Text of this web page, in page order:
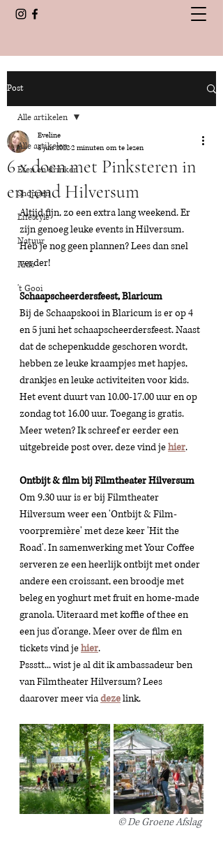
Post
Alle artikelen
Eten en drinken
Shoppen
Lifestyle
Natuur
Kids
't Gooi
Alle artikelen
6 x doen met Pinksteren in
en rond Hilversum
Eveline
3 jun 20222 minuten om te lezen
Altijd fijn, zo een extra lang weekend. Er
zijn genoeg leuke events in Hilversum.
Heb je nog geen plannen? Lees dan snel
verder!
Schaapscheerdersfeest, Blaricum
Bij de Schaapskooi in Blaricum is er op 4
en 5 juni het schaapscheerdersfeest. Naast
dat de schepenkudde geschoren wordt,
hebben ze leuke kraampjes met hapjes,
drankjes en leuke activiteiten voor kids.
Het event duurt van 10.00-17.00 uur en op
zondag tot 16.00 uur. Toegang is gratis.
Meer weten? Ik schreef er eerder een
uitgebreide post over, deze vind je hier.
Ontbijt & film bij Filmtheater Hilversum
Om 9.30 uur is er bij Filmtheater
Hilversum weer een 'Ontbijt & Film-
voorpremière' met deze keer 'Hit the
Road'. In samenwerking met Your Coffee
serveren ze een heerlijk ontbijt met onder
andere een croissant, een broodje met
beleg en yoghurt met fruit en home-made
granola. Uiteraard met koffie of thee en
een jus d’orange. Meer over de film en
tickets vind je hier.
Pssstt... wist je al dit ik ambassadeur ben
van Filmtheater Hilversum? Lees
daarover meer via deze link.
© De Groene Afslag